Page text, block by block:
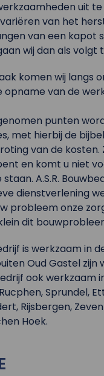
uit
van het
van een kapot
wij dan als volgt
komen wij langs
opname van de
punten
met hierbij de
van de kosten.
en komt u niet
A.S.R.
dienstverlening
probleem onze
dit
is werkzaam in
Oud Gastel zijn
ook werkzaam
Sprundel,
Rijsbergen,
Hoek.